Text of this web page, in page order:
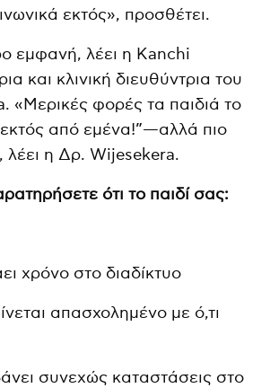
εκτός», προσθέτει.
εμφανή, λέει η Kanchi
και κλινική διευθύντρια του
«Μερικές φορές τα παιδιά το
από εμένα!”—αλλά πιο
λέει η Δρ. Wijesekera.
ότι το παιδί σας:
χρόνο στο διαδίκτυο
απασχολημένο με ό,τι
συνεχώς καταστάσεις στο